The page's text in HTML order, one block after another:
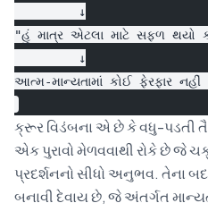
         ↓
"હું માત્ર એટલા માટે સફળ
         ↓
આત્મ-માન્યતામાં કોઈ ફેરફાર
ક્રૂર વિડંબના એ છે કે વધુ-પડતી
એક પુરાવો મેળવવાથી રોકે છે જે
પ્રદર્શનનો સીધો અનુભવ. તેના
બનાવી દેવાય છે, જે અંતર્ગત